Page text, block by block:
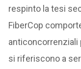
respinto la tesi
FiberCop
anticoncorrenziali
si riferiscono a